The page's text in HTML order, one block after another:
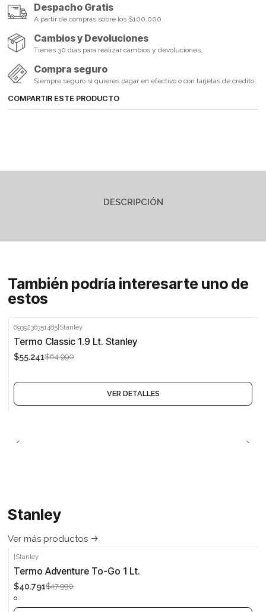
Despacho Gratis
A partir de compras sobre los $100.000
Cambios y Devoluciones
Tienes 30 días para realizar cambios y devoluciones.
Compra seguro
Siempre seguro si quieres pagar en efectivo o con tarjetas de credito.
COMPARTIR ESTE PRODUCTO
DESCRIPCIÓN
También podría interesarte uno de
estos
-15%
Agotado
6939236351485|Stanley
Termo Classic 1.9 Lt. Stanley
$55.241$64.990
VER DETALLES
Stanley
Ver más productos
-15%
Agotado
Stanley
Termo Adventure To-Go 1 Lt.
$40.791$47.990